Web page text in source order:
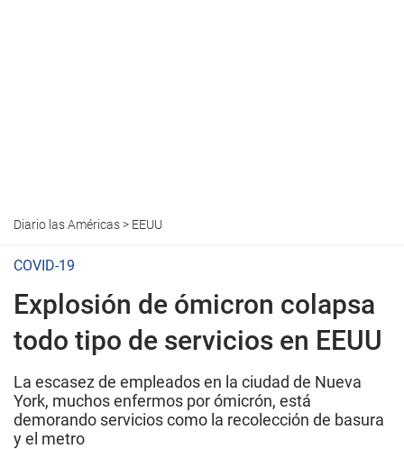
Diario las Américas> EEUU
COVID-19
Explosión de ómicron colapsa
todo tipo de servicios en EEUU
La escasez de empleados en la ciudad de Nueva
York, muchos enfermos por ómicrón, está
demorando servicios como la recolección de basura
y el metro